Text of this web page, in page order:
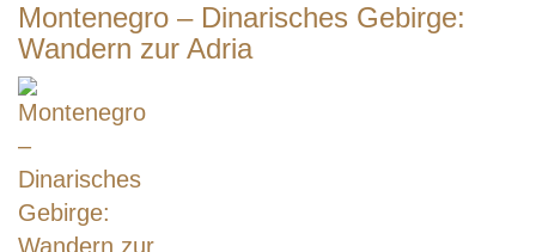
Montenegro – Dinarisches Gebirge:
Wandern zur Adria